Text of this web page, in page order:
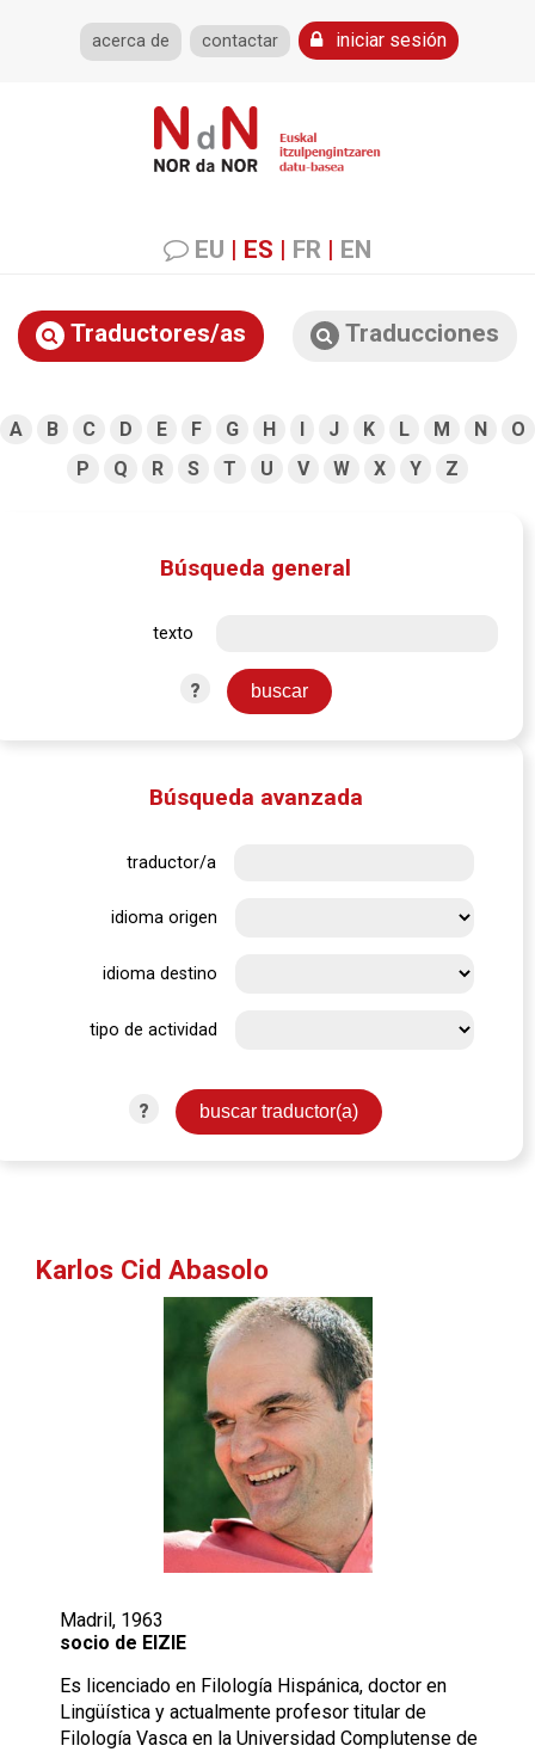
acerca de contactar iniciar sesión
EU | ES | FR | EN
Traductores/as Traducciones
A B C D E F G H I J K L M N
O
P
Q R S T U V W X Y Z
Búsqueda general
texto
?
Búsqueda avanzada
traductor/a
idioma origen
idioma destino
tipo de actividad
?
Karlos Cid Abasolo
Madril, 1963
socio de EIZIE
Es licenciado en Filología Hispánica, doctor en
Lingüística y actualmente profesor titular de
Filología Vasca en la Universidad Complutense de